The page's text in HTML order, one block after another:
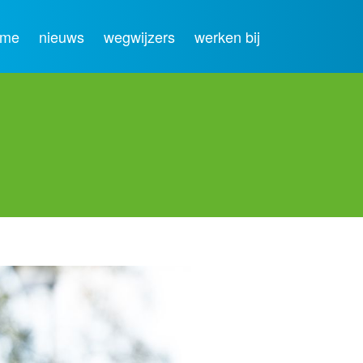
nieuws wegwijzers werken bij